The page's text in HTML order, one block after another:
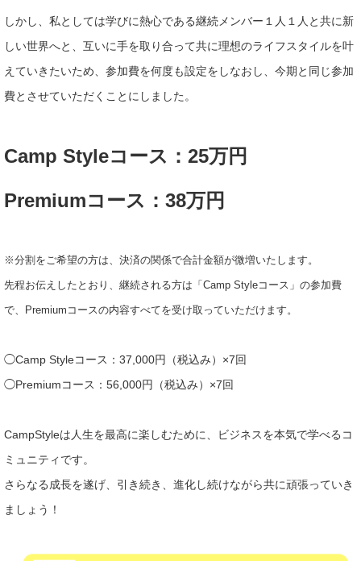
しかし、私としては学びに熱心である継続メンバー１人１人と共に新
しい世界へと、互いに手を取り合って共に理想のライフスタイルを叶
えていきたいため、参加費を何度も設定をしなおし、今期と同じ参加
費とさせていただくことにしました。
Camp Styleコース：25万円
Premiumコース：38万円
※分割をご希望の方は、決済の関係で合計金額が微増いたします。
先程お伝えしたとおり、 継続される方は「Camp Styleコース」の参加費
で、Premiumコースの内容すべてを受け取っていただけます。
◯Camp Styleコース：37,000円（税込み）×7回
◯Premiumコース：56,000円（税込み）×7回
CampStyleは人生を最高に楽しむために、ビジネスを本気で学べるコ
ミュニティです。
さらなる成長を遂げ、引き続き、進化し続けながら共に頑張っていき
ましょう！